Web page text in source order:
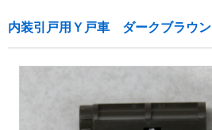
内装引戸用Ｙ戸車 ダークブラウン